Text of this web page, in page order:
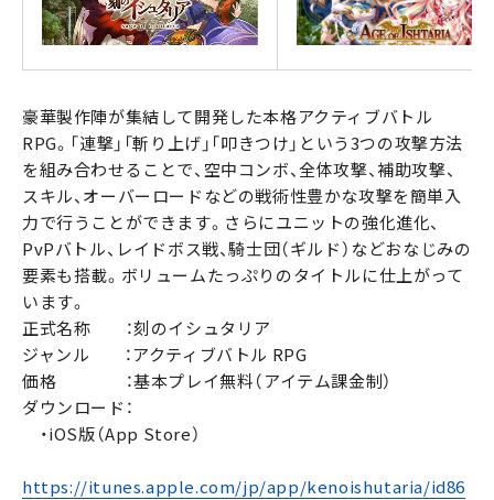
豪華製作陣が集結して開発した本格アクティブバトル
RPG。「連撃」「斬り上げ」「叩きつけ」という3つの攻撃方法
を組み合わせることで、空中コンボ、全体攻撃、補助攻撃、
スキル、オーバーロードなどの戦術性豊かな攻撃を簡単入
力で行うことができます。さらにユニットの強化進化、
PvPバトル、レイドボス戦、騎士団（ギルド）などおなじみの
要素も搭載。ボリュームたっぷりのタイトルに仕上がって
います。
正式名称 ：刻のイシュタリア
ジャンル ：アクティブバトル RPG
価格 ：基本プレイ無料（アイテム課金制）
ダウンロード：
・iOS版（App Store）
https://itunes.apple.com/jp/app/kenoishutaria/id86